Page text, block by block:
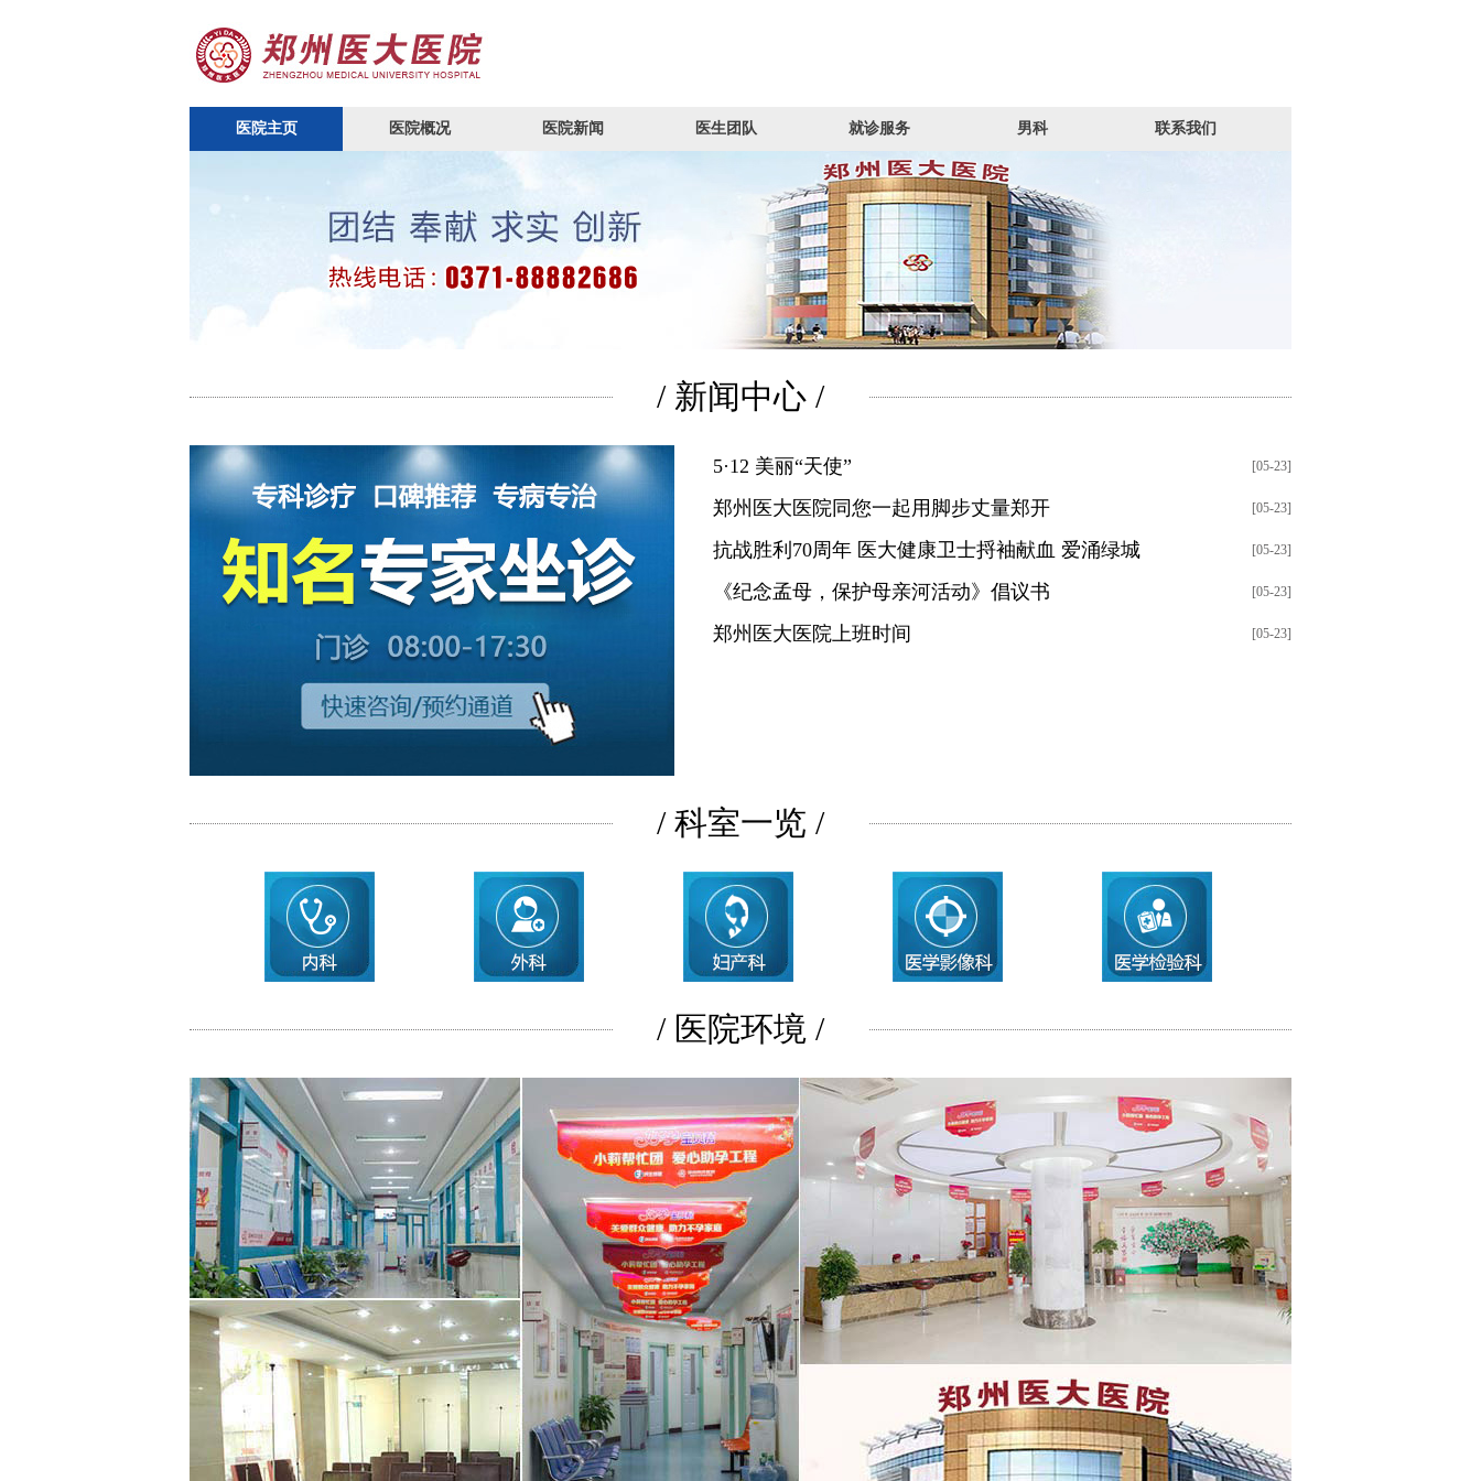
医院主页 医院概况 医院新闻 医生团队 就诊服务 男科 联系我们
/ 新闻中心 /
[05-23]
5·12 美丽“天使”
[05-23]
郑州医大医院同您一起用脚步丈量郑开
[05-23]
抗战胜利70周年 医大健康卫士捋袖献血 爱涌绿城
[05-23]
《纪念孟母，保护母亲河活动》倡议书
[05-23]
郑州医大医院上班时间
/ 科室一览 /
/ 医院环境 /